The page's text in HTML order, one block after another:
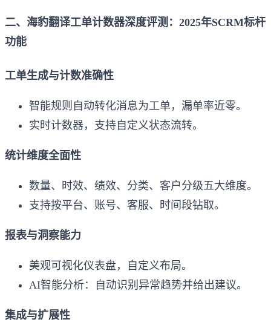
二、海豹翻译工单计数器深度评测：2025年SCRM标杆
功能
工单生成与计数准确性
智能规则自动转化消息为工单，漏单率近零。
实时计数器，支持自定义状态流转。
统计维度全面性
数量、时效、绩效、分类、客户分级五大维度。
支持按平台、账号、客服、时间段钻取。
报表与洞察能力
美观可视化仪表盘，自定义布局。
AI智能分析：自动识别异常趋势并给出建议。
集成与扩展性